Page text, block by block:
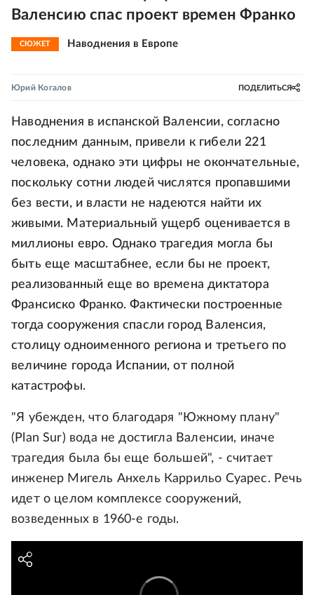
Валенсию спас проект времен Франко
СЮЖЕТ Наводнения в Европе
Юрий Когалов ПОДЕЛИТЬСЯ
Наводнения в испанской Валенсии, согласно
последним данным, привели к гибели 221
человека, однако эти цифры не окончательные,
поскольку сотни людей числятся пропавшими
без вести, и власти не надеются найти их
живыми. Материальный ущерб оценивается в
миллионы евро. Однако трагедия могла бы
быть еще масштабнее, если бы не проект,
реализованный еще во времена диктатора
Франсиско Франко. Фактически построенные
тогда сооружения спасли город Валенсия,
столицу одноименного региона и третьего по
величине города Испании, от полной
катастрофы.
"Я убежден, что благодаря "Южному плану"
(Plan Sur) вода не достигла Валенсии, иначе
трагедия была бы еще большей", - считает
инженер Мигель Анхель Каррильо Суарес. Речь
идет о целом комплексе сооружений,
возведенных в 1960-е годы.